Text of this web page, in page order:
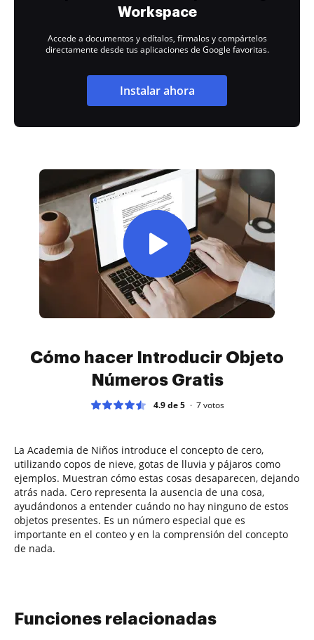
Workspace
Accede a documentos y edítalos, fírmalos y compártelos
directamente desde tus aplicaciones de Google favoritas.
Instalar ahora
Cómo hacer Introducir Objeto
Números Gratis
4.9 de 5 7votos
La Academia de Niños introduce el concepto de cero,
utilizando copos de nieve, gotas de lluvia y pájaros como
ejemplos. Muestran cómo estas cosas desaparecen, dejando
atrás nada. Cero representa la ausencia de una cosa,
ayudándonos a entender cuándo no hay ninguno de estos
objetos presentes. Es un número especial que es
importante en el conteo y en la comprensión del concepto
de nada.
Funciones relacionadas